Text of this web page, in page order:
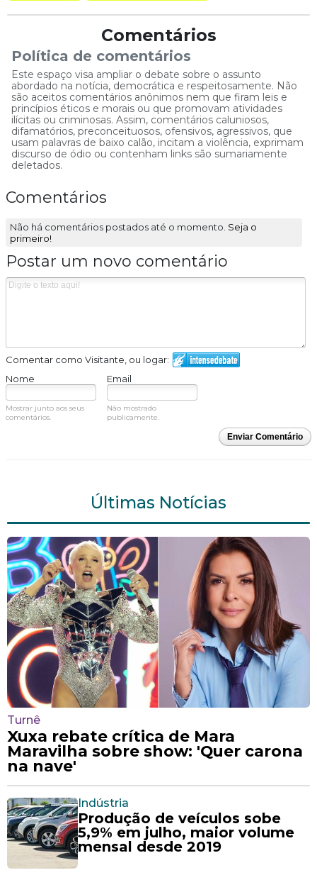
Comentários
Política de comentários
Este espaço visa ampliar o debate sobre o assunto
abordado na notícia, democrática e respeitosamente. Não
são aceitos comentários anônimos nem que firam leis e
princípios éticos e morais ou que promovam atividades
ilícitas ou criminosas. Assim, comentários caluniosos,
difamatórios, preconceituosos, ofensivos, agressivos, que
usam palavras de baixo calão, incitam a violência, exprimam
discurso de ódio ou contenham links são sumariamente
deletados.
Comentários
Não há comentários postados até o momento. Seja o
primeiro!
Postar um novo comentário
Comentar como Visitante, ou logar:
Nome
Email
Mostrar junto aos seus
comentários.
Não mostrado
publicamente.
Enviar Comentário
Últimas Notícias
Turnê
Xuxa rebate crítica de Mara
Maravilha sobre show: 'Quer carona
na nave'
Indústria
Produção de veículos sobe
5,9% em julho, maior volume
mensal desde 2019